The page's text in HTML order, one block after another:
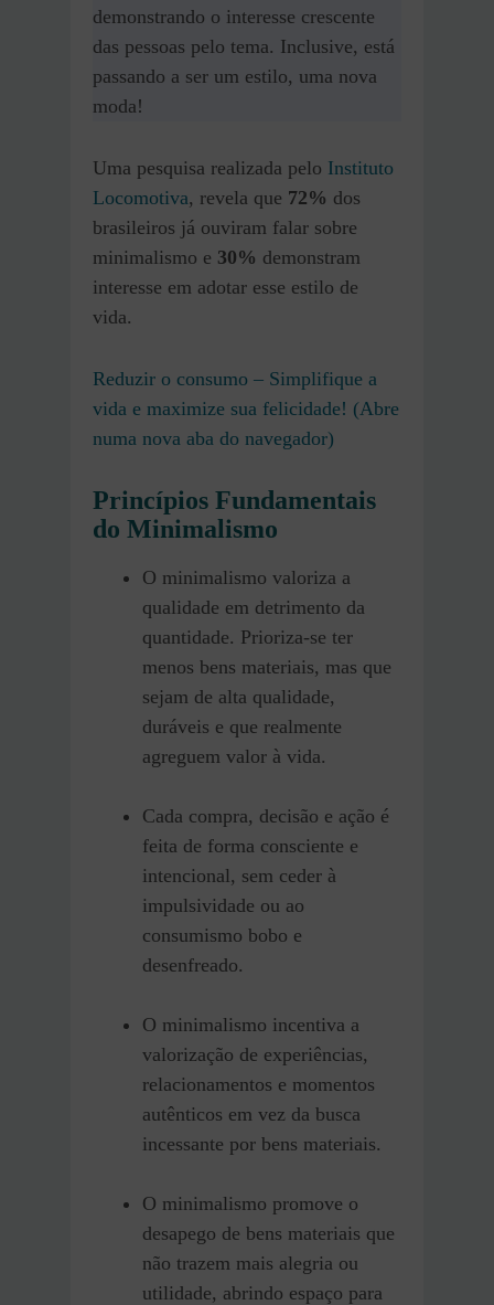
demonstrando o interesse crescente
das pessoas pelo tema. Inclusive, está
passando a ser um estilo, uma nova
moda!
Uma pesquisa realizada pelo Instituto
Locomotiva, revela que 72% dos
brasileiros já ouviram falar sobre
minimalismo e 30% demonstram
interesse em adotar esse estilo de
vida.
Reduzir o consumo – Simplifique a
vida e maximize sua felicidade! (Abre
numa nova aba do navegador)
Princípios Fundamentais
do Minimalismo
O minimalismo valoriza a
qualidade em detrimento da
quantidade. Prioriza-se ter
menos bens materiais, mas que
sejam de alta qualidade,
duráveis e que realmente
agreguem valor à vida.
Cada compra, decisão e ação é
feita de forma consciente e
intencional, sem ceder à
impulsividade ou ao
consumismo bobo e
desenfreado.
O minimalismo incentiva a
valorização de experiências,
relacionamentos e momentos
autênticos em vez da busca
incessante por bens materiais.
O minimalismo promove o
desapego de bens materiais que
não trazem mais alegria ou
utilidade, abrindo espaço para